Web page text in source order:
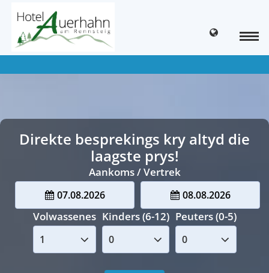
Direkte besprekings kry altyd die
laagste prys!
Aankoms / Vertrek
07.08.2026 08.08.2026
Volwassenes Kinders (6-12) Peuters (0-5)